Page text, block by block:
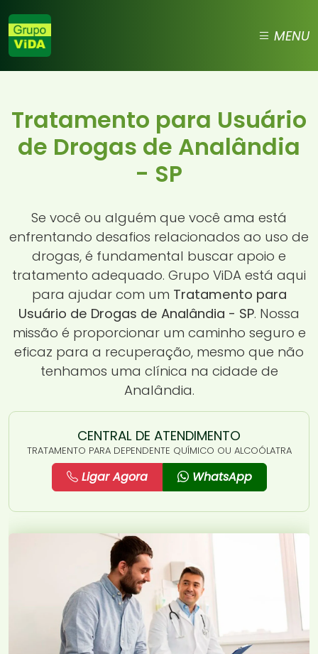
MENU
Tratamento para Usuário
de Drogas de Analândia
- SP
Se você ou alguém que você ama está
enfrentando desafios relacionados ao uso de
drogas, é fundamental buscar apoio e
tratamento adequado. Grupo ViDA está aqui
para ajudar com um Tratamento para
Usuário de Drogas de Analândia - SP. Nossa
missão é proporcionar um caminho seguro e
eficaz para a recuperação, mesmo que não
tenhamos uma clínica na cidade de
Analândia.
CENTRAL DE ATENDIMENTO
TRATAMENTO PARA DEPENDENTE QUÍMICO OU ALCOÓLATRA
Ligar Agora WhatsApp